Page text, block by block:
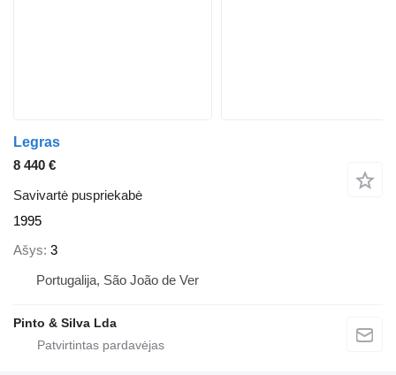
Legras
8 440 €
Savivartė puspriekabė
1995
Ašys 3
Portugalija, São João de Ver
Pinto & Silva Lda